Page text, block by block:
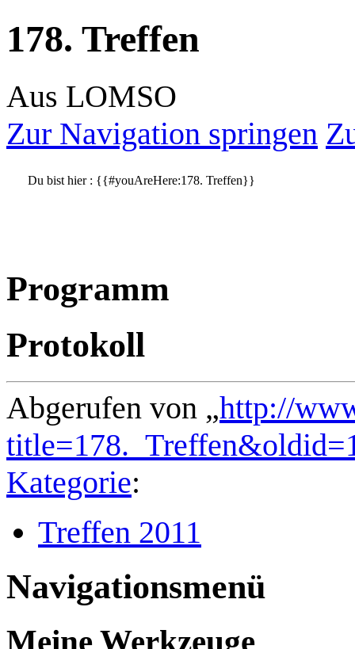
178. Treffen
Aus LOMSO
Zur Navigation springen
Du bist hier : {{#youAreHere:178. Treffen}}
Programm
Protokoll
Abgerufen von „http://
Kategorie:
Treffen 2011
Navigationsmenü
Meine Werkzeuge